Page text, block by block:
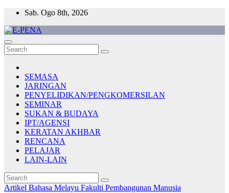
Skip
content
Sab. Ogo 8th, 2026
E-PENA
Berita Digital Terkini
SEMASA
JARINGAN
PENYELIDIKAN/PENGKOMERSILAN
SEMINAR
SUKAN & BUDAYA
IPT/AGENSI
KERATAN AKHBAR
RENCANA
PELAJAR
LAIN-LAIN
Artikel Bahasa Melayu Fakulti Pembangunan Manusia